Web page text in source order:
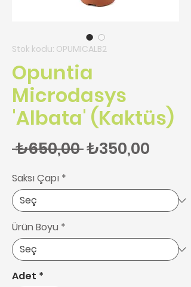
Stok kodu: OPUMICALB2
Opuntia
Microdasys
'Albata' (Kaktüs)
₺650,00 Normal Fiyat
₺350,00
Saksı Çapı *
Ürün Boyu *
Adet *